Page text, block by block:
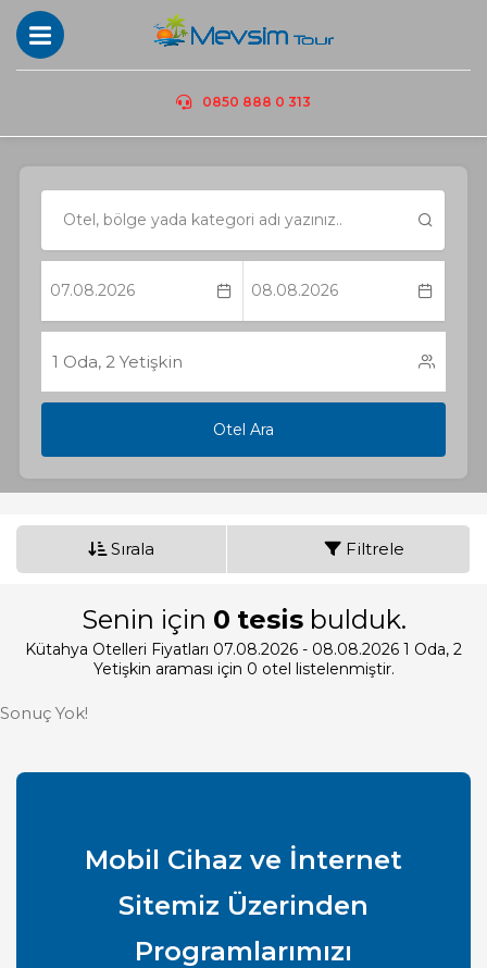
0850 888 0 313
1 Oda, 2 Yetişkin
Otel Ara
Sırala Filtrele
Senin için 0 tesisbulduk.
Kütahya Otelleri Fiyatları 07.08.2026 - 08.08.2026 1 Oda, 2
Yetişkin araması için 0 otel listelenmiştir.
Sonuç Yok!
Mobil Cihaz ve İnternet
Sitemiz Üzerinden
Programlarımızı